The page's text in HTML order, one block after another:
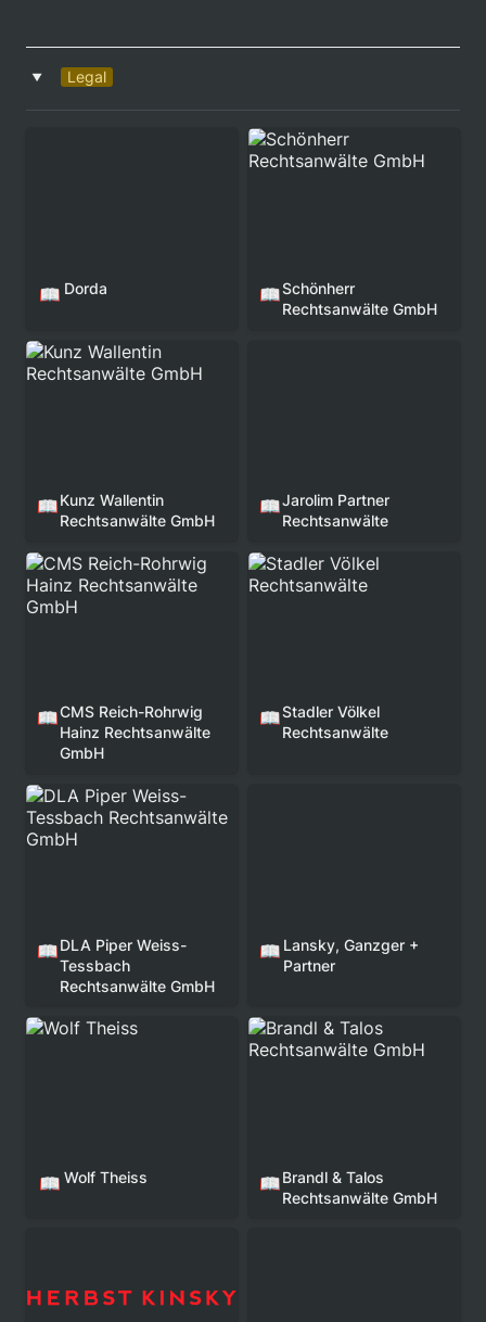
‣ Legal
📖 Dorda
Schönherr Rechtsanwälte
GmbH
📖Schönherr
Rechtsanwälte GmbH
Kunz Wallentin
Rechtsanwälte GmbH
📖Kunz Wallentin
Rechtsanwälte GmbH
📖Jarolim Partner
Rechtsanwälte
CMS Reich-Rohrwig
Hainz Rechtsanwälte
GmbH
📖CMS Reich-Rohrwig
Hainz Rechtsanwälte
GmbH
Stadler Völkel
Rechtsanwälte
📖Stadler Völkel
Rechtsanwälte
DLA Piper Weiss-
Tessbach Rechtsanwälte
GmbH
📖DLA Piper Weiss-
Tessbach
Rechtsanwälte GmbH
📖 Lansky, Ganzger +
Partner
Wolf Theiss
📖 Wolf Theiss
Brandl & Talos
Rechtsanwälte GmbH
📖Brandl & Talos
Rechtsanwälte GmbH